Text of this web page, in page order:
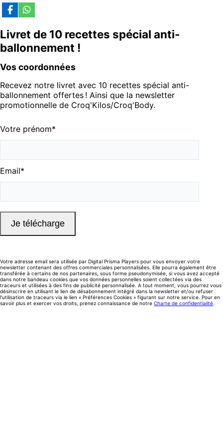
Livret de 10 recettes spécial anti-
ballonnement !
Vos coordonnées
Recevez notre livret avec 10 recettes spécial anti-
ballonnement offertes ! Ainsi que la newsletter
promotionnelle de Croq'Kilos/Croq'Body.
Votre prénom*
Email*
Votre adresse email sera utilisée par Digital Prisma Players pour vous envoyer votre
newsletter contenant des offres commerciales personnalisées. Elle pourra également être
transférée à certains de nos partenaires, sous forme pseudonymisée, si vous avez accepté
dans notre bandeau cookies que vos données personnelles soient collectées via des
traceurs et utilisées à des fins de publicité personnalisée. A tout moment, vous pourrez vous
désinscrire en utilisant le lien de désabonnement intégré dans la newsletter et/ou refuser
l’utilisation de traceurs via le lien « Préférences Cookies » figurant sur notre service. Pour en
savoir plus et exercer vos droits, prenez connaissance de notre Charte de confidentialité.